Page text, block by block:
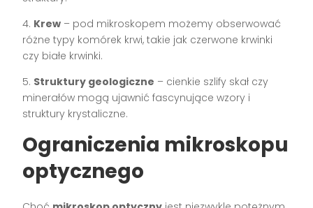
4. Krew – pod mikroskopem możemy obserwować
różne typy komórek krwi, takie jak czerwone krwinki
czy białe krwinki.
5. Struktury geologiczne – cienkie szlify skał czy
minerałów mogą ujawnić fascynujące wzory i
struktury krystaliczne.
Ograniczenia mikroskopu
optycznego